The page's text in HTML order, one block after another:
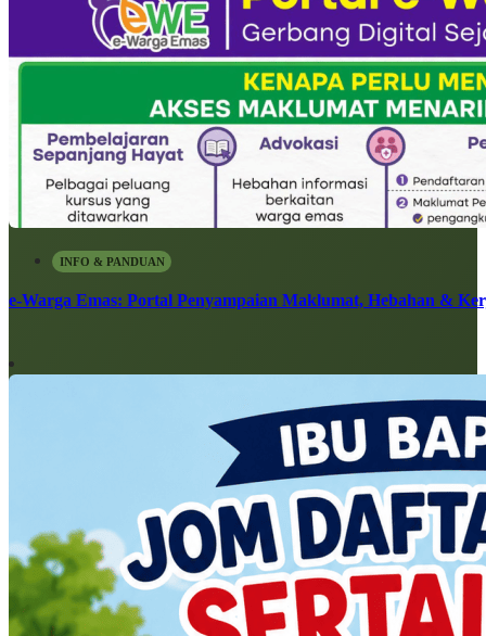
INFO & PANDUAN
e-Warga Emas: Portal Penyampaian Maklumat, Hebahan &